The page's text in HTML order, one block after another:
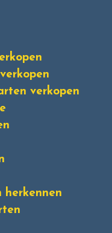
verkopen
herkennen